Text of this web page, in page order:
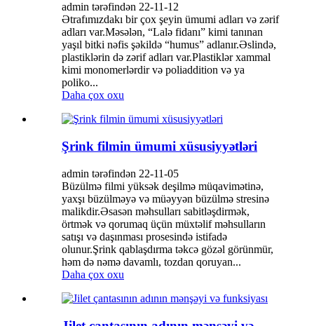
admin tərəfindən 22-11-12
Ətrafımızdakı bir çox şeyin ümumi adları və zərif
adları var.Məsələn, “Lalə fidanı” kimi tanınan
yaşıl bitki nəfis şəkildə “humus” adlanır.Əslində,
plastiklərin də zərif adları var.Plastiklər xammal
kimi monomerlərdir və poliaddition və ya
poliko...
Daha çox oxu
Şrink filmin ümumi xüsusiyyətləri
admin tərəfindən 22-11-05
Büzülmə filmi yüksək deşilmə müqavimətinə,
yaxşı büzülməyə və müəyyən büzülmə stresinə
malikdir.Əsasən məhsulları sabitləşdirmək,
örtmək və qorumaq üçün müxtəlif məhsulların
satışı və daşınması prosesində istifadə
olunur.Şrink qablaşdırma təkcə gözəl görünmür,
həm də nəmə davamlı, tozdan qoruyan...
Daha çox oxu